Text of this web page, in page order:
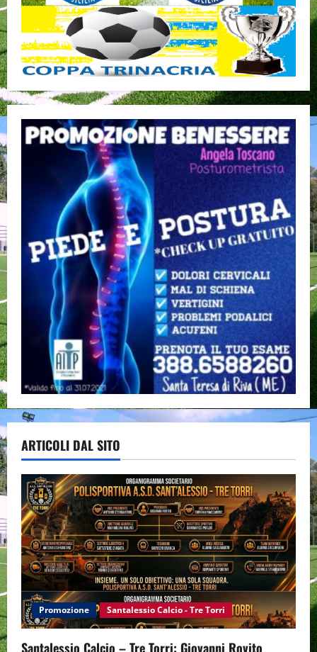
ARTICOLI DAL SITO
Promozione Santalessio Calcio - Tre Torri
Santalessio Calcio – Tre Torri: Giovanni Rovito